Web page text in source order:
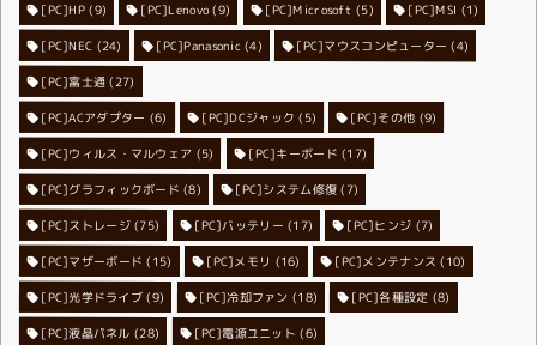
[PC]HP(9) [PC]Lenovo(9) [PC]Microsoft (5) [PC]MSI (1)
[PC]NEC (24) [PC]Panasonic (4) [PC]マウスコンピューター (4)
[PC]富士通 (27)
[PC]ACアダプター (6) [PC]DCジャック (5) [PC]その他 (9)
[PC]ウィルス・マルウェア (5) [PC]キーボード (17)
[PC]グラフィックボード (8) [PC]システム修復 (7)
[PC]ストレージ(75) [PC]バッテリー (17) [PC]ヒンジ (7)
[PC]マザーボード (15) [PC]メモリ (16) [PC]メンテナンス (10)
[PC]光学ドライブ (9) [PC]冷却ファン (18) [PC]各種設定 (8)
[PC]液晶パネル (28) [PC]電源ユニット (6)